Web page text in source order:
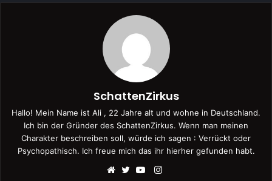
SchattenZirkus
Hallo! Mein Name ist Ali , 22 Jahre alt und wohne in Deutschland.
Ich bin der Gründer des SchattenZirkus. Wenn man meinen
Charakter beschreiben soll, würde ich sagen : Verrückt oder
Psychopathisch. Ich freue mich das ihr hierher gefunden habt.
Instagram